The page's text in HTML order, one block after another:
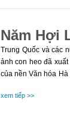
Năm Hợi
Trung Quốc và các
ảnh con heo đã
của nền Văn hóa
vạch và đường tròn
xem tiếp >>